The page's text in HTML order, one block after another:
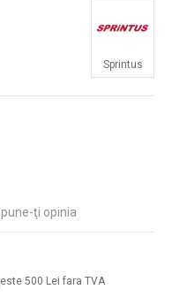
ţi opinia
Sprintus
500 Lei fara TVA